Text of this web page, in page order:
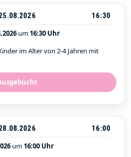
16:30
um 16:30 Uhr
im Alter von 2-4 Jahren mit
16:00
um 16:00 Uhr